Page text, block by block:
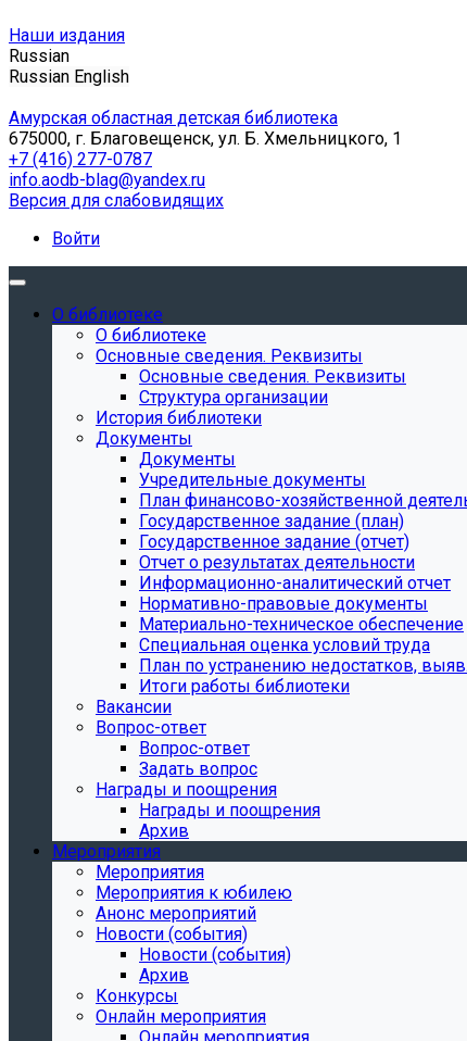
Наши издания
Russian
Russian English
Амурская областная детская библиотека
675000, г. Благовещенск, ул. Б. Хмельницкого, 1
+7 (416) 277-0787
info.aodb-blag@yandex.ru
Версия для слабовидящих
Войти
О библиотеке
О библиотеке
Основные сведения. Реквизиты
Основные сведения. Реквизиты
Структура организации
История библиотеки
Документы
Документы
Учредительные документы
План финансово-хозяйственной
Государственное задание (план)
Государственное задание (отчет)
Отчет о результатах деятельности
Информационно-аналитический отчет
Нормативно-правовые документы
Материально-техническое обеспечение
Специальная оценка условий труда
План по устранению недостатков,
Итоги работы библиотеки
Вакансии
Вопрос-ответ
Вопрос-ответ
Задать вопрос
Награды и поощрения
Награды и поощрения
Архив
Мероприятия
Мероприятия
Мероприятия к юбилею
Анонс мероприятий
Новости (события)
Новости (события)
Архив
Конкурсы
Онлайн мероприятия